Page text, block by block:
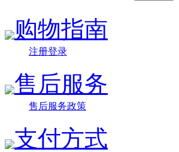
购物指南
注册登录
售后服务
售后服务政策
支付方式